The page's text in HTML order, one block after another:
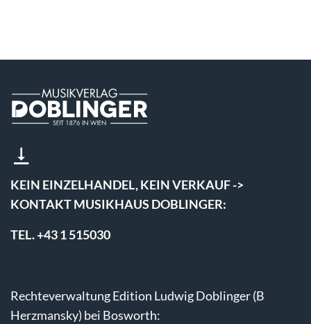
KEIN EINZELHANDEL, KEIN VERKAUF ->
KONTAKT MUSIKHAUS DOBLINGER:
TEL. +43 1 515030
Rechteverwaltung Edition Ludwig Doblinger (B
Herzmansky) bei Bosworth: